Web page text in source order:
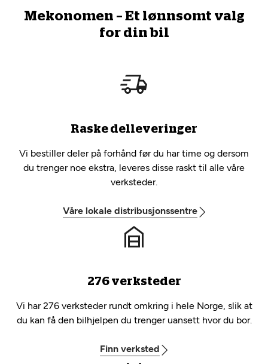
Mekonomen – Et lønnsomt valg
for din bil
Raske delleveringer
Vi bestiller deler på forhånd før du har time og dersom
du trenger noe ekstra, leveres disse raskt til alle våre
verksteder.
Våre lokale distribusjonssentre
276 verksteder
Vi har 276 verksteder rundt omkring i hele Norge, slik at
du kan få den bilhjelpen du trenger uansett hvor du bor.
Finn verksted